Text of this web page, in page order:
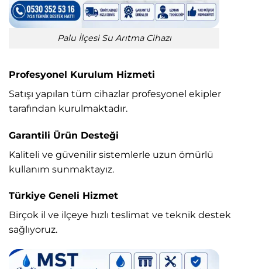
Palu İlçesi Su Arıtma Cihazı
Profesyonel Kurulum Hizmeti
Satışı yapılan tüm cihazlar profesyonel ekipler
tarafından kurulmaktadır.
Garantili Ürün Desteği
Kaliteli ve güvenilir sistemlerle uzun ömürlü
kullanım sunmaktayız.
Türkiye Geneli Hizmet
Birçok il ve ilçeye hızlı teslimat ve teknik destek
sağlıyoruz.